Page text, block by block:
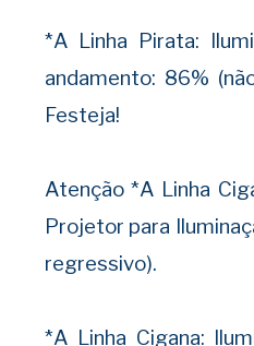
*A Linha Pirata:
andamento: 86%
Festeja!
Atenção *A Linha
Projetor para
regressivo).
*A Linha Cigana: